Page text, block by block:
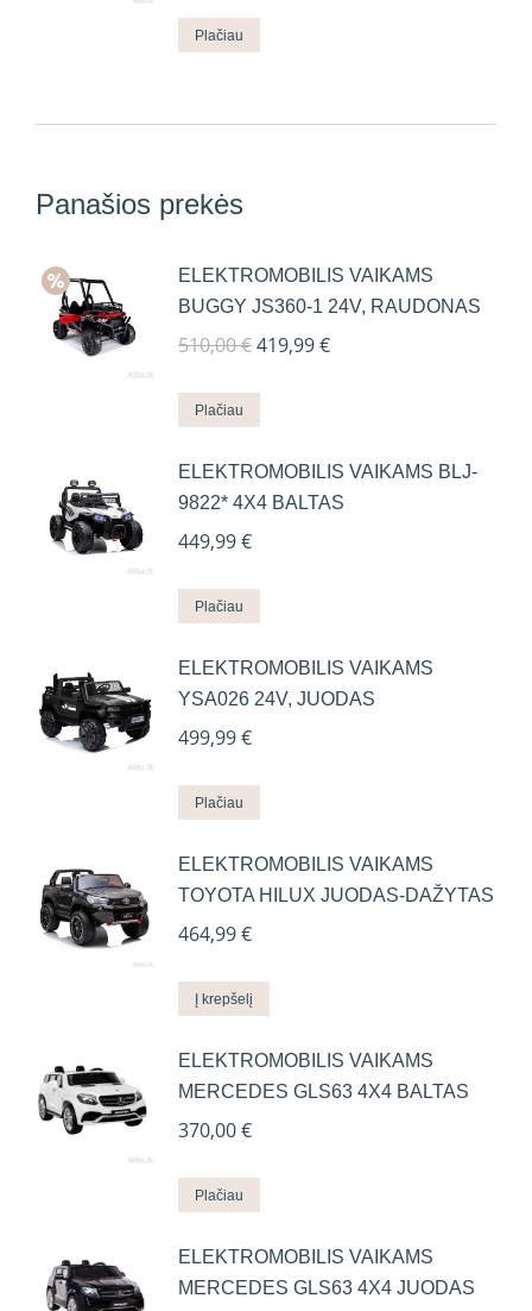
Plačiau
Panašios prekės
ELEKTROMOBILIS VAIKAMS
BUGGY JS360-1 24V, RAUDONAS
510,00€Original
419,99€Current
Plačiau
ELEKTROMOBILIS VAIKAMS BLJ-
9822* 4X4 BALTAS
449,99€
Plačiau
ELEKTROMOBILIS VAIKAMS
YSA026 24V, JUODAS
499,99€
Plačiau
ELEKTROMOBILIS VAIKAMS
TOYOTA HILUX JUODAS-DAŽYTAS
464,99€
Į krepšelį
ELEKTROMOBILIS VAIKAMS
MERCEDES GLS63 4X4 BALTAS
370,00€
Plačiau
ELEKTROMOBILIS VAIKAMS
MERCEDES GLS63 4X4 JUODAS